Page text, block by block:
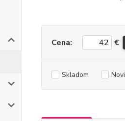
Cena: €
Skladom